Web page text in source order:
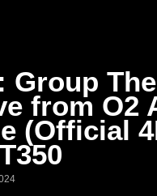
Später
@ Kappa
Group
from O2
(Official